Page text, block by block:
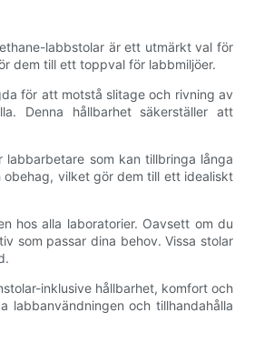
labbstolar är ett utmärkt val för
dem till ett toppval för labbmiljöer.
för att motstå slitage och rivning av
Denna hållbarhet säkerställer att
som kan tillbringa långa
vilket gör dem till ett idealiskt
hos alla laboratorier. Oavsett om du
som passar dina behov. Vissa stolar
inklusive hållbarhet, komfort och
och tillhandahålla